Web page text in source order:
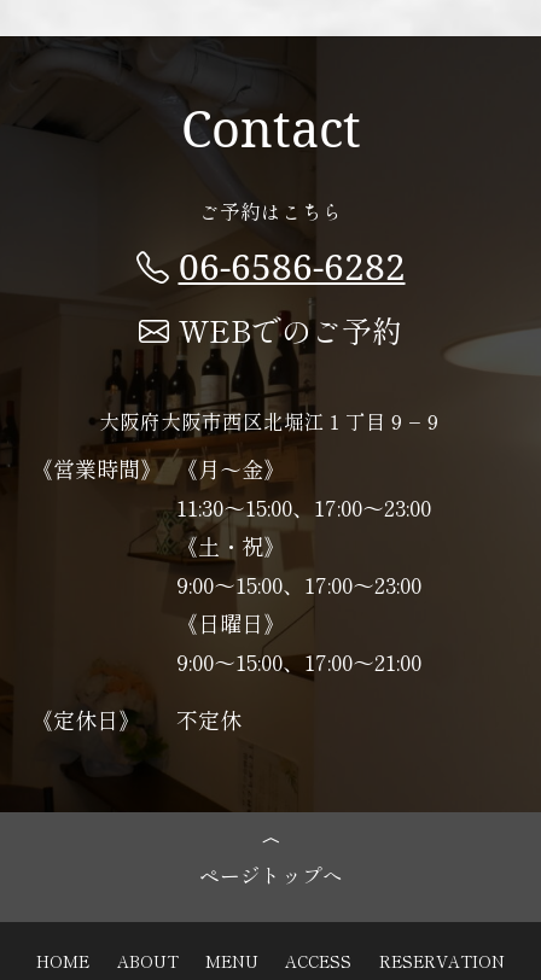
Contact
ご予約はこちら
06-6586-6282
WEBでのご予約
大阪府大阪市西区北堀江１丁目９−９
《営業時間》 《月～金》
11:30～15:00、17:00～23:00
《土・祝》
9:00～15:00、17:00〜23:00
《日曜日》
9:00～15:00、17:00〜21:00
《定休日》
不定休
ページトップへ
HOME ABOUT MENU ACCESS RESERVATION